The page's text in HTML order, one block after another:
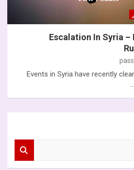
.Escalation In Syria –
Events in Syria have recently